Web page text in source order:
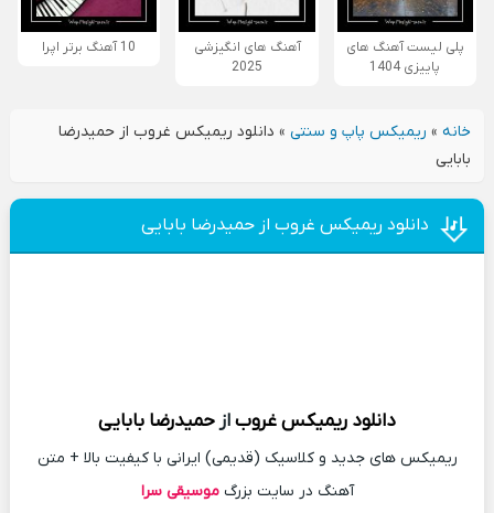
پلی لیست آهنگ های
پاییزی 1404
آهنگ های انگیزشی
2025
10 آهنگ برتر اپرا
خانه» ریمیکس پاپ و سنتی» دانلود ریمیکس غروب از حمیدرضا
بابایی
دانلود ریمیکس غروب از حمیدرضا بابایی
دانلود ریمیکسغروبازحمیدرضا بابایی
ریمیکس های جدید و کلاسیک (قدیمی) ایرانی با کیفیت بالا + متن
آهنگ در سایت بزرگموسیقی سرا